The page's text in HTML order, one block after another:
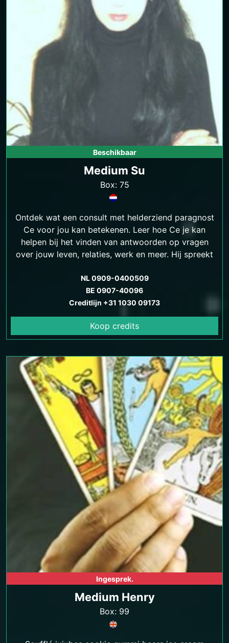
Beschikbaar
Medium Su
Box: 75
Ontdek wat een consult met helderziend paragnost
Ce voor jou kan betekenen. Leer hoe Ce je kan
helpen bij het vinden van antwoorden op vragen
over jouw leven, relaties, werk en meer. Hij spreekt
NL 0909-0400509
BE 0907-40096
Creditlijn +31 1030 09173
Koop credits
Ingesprek.
Medium Henry
Box: 99